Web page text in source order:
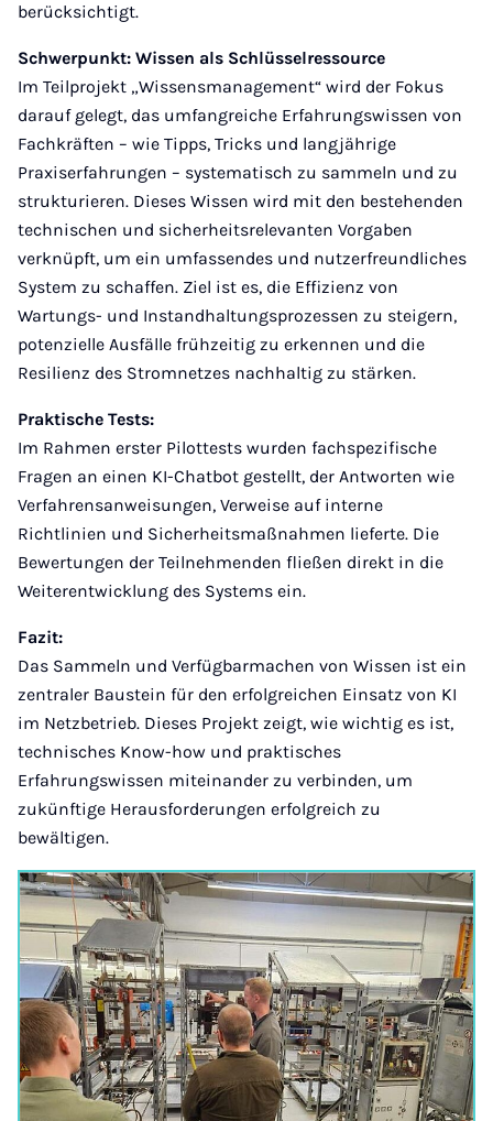
berücksichtigt.
Schwerpunkt: Wissen als Schlüsselressource
Im Teilprojekt „Wissensmanagement“ wird der Fokus
darauf gelegt, das umfangreiche Erfahrungswissen von
Fachkräften – wie Tipps, Tricks und langjährige
Praxiserfahrungen – systematisch zu sammeln und zu
strukturieren. Dieses Wissen wird mit den bestehenden
technischen und sicherheitsrelevanten Vorgaben
verknüpft, um ein umfassendes und nutzerfreundliches
System zu schaffen. Ziel ist es, die Effizienz von
Wartungs- und Instandhaltungsprozessen zu steigern,
potenzielle Ausfälle frühzeitig zu erkennen und die
Resilienz des Stromnetzes nachhaltig zu stärken.
Praktische Tests:
Im Rahmen erster Pilottests wurden fachspezifische
Fragen an einen KI-Chatbot gestellt, der Antworten wie
Verfahrensanweisungen, Verweise auf interne
Richtlinien und Sicherheitsmaßnahmen lieferte. Die
Bewertungen der Teilnehmenden fließen direkt in die
Weiterentwicklung des Systems ein.
Fazit:
Das Sammeln und Verfügbarmachen von Wissen ist ein
zentraler Baustein für den erfolgreichen Einsatz von KI
im Netzbetrieb. Dieses Projekt zeigt, wie wichtig es ist,
technisches Know-how und praktisches
Erfahrungswissen miteinander zu verbinden, um
zukünftige Herausforderungen erfolgreich zu
bewältigen.